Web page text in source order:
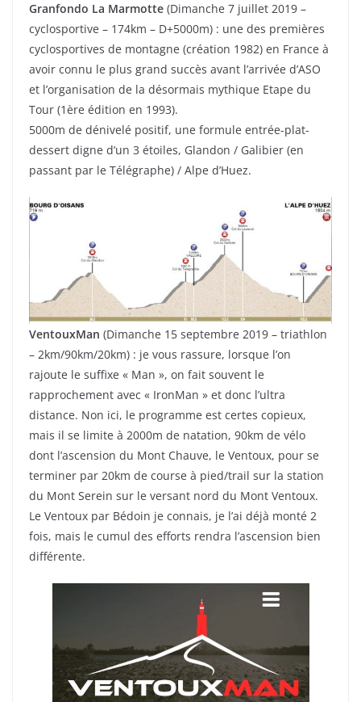
Granfondo La Marmotte (Dimanche 7 juillet 2019 –
cyclosportive – 174km – D+5000m) : une des premières
cyclosportives de montagne (création 1982) en France à
avoir connu le plus grand succès avant l’arrivée d’ASO
et l’organisation de la désormais mythique Etape du
Tour (1ère édition en 1993).
5000m de dénivelé positif, une formule entrée-plat-
dessert digne d’un 3 étoiles, Glandon / Galibier (en
passant par le Télégraphe) / Alpe d’Huez.
VentouxMan (Dimanche 15 septembre 2019 – triathlon
– 2km/90km/20km) : je vous rassure, lorsque l’on
rajoute le suffixe « Man », on fait souvent le
rapprochement avec « IronMan » et donc l’ultra
distance. Non ici, le programme est certes copieux,
mais il se limite à 2000m de natation, 90km de vélo
dont l’ascension du Mont Chauve, le Ventoux, pour se
terminer par 20km de course à pied/trail sur la station
du Mont Serein sur le versant nord du Mont Ventoux.
Le Ventoux par Bédoin je connais, je l’ai déjà monté 2
fois, mais le cumul des efforts rendra l’ascension bien
différente.